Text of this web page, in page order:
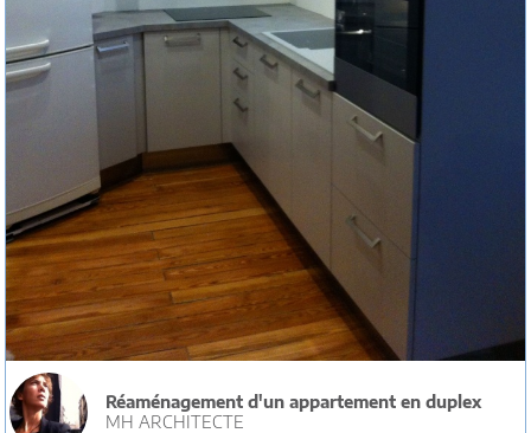
Réaménagement d'un appartement en duplex
MH ARCHITECTE